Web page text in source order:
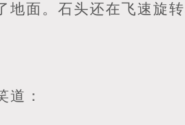
面。石头还在飞速旋
道：